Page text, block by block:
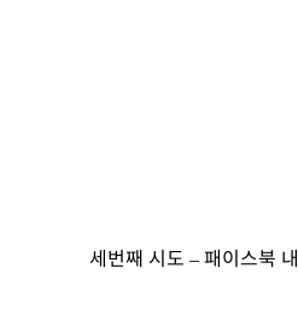
세번째 시도 – 패이스북